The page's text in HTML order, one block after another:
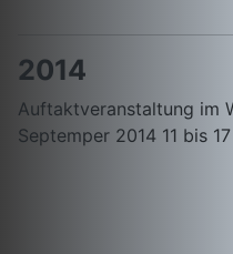
2014
Auftaktveranstaltung im
Septemper 2014 11 bis